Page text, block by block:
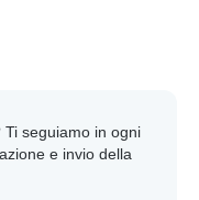
seguiamo in ogni
e invio della